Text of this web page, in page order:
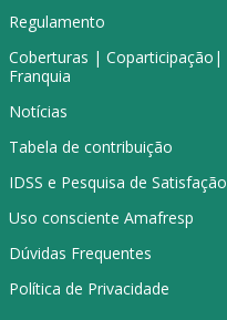
Regulamento
Coberturas | Coparticipação|
Franquia
Notícias
Tabela de contribuição
IDSS e Pesquisa de Satisfação
Uso consciente Amafresp
Dúvidas Frequentes
Política de Privacidade